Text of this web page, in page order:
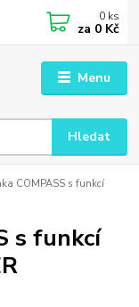
Menu
Hledat
0 ks
za 0 Kč
COMPASS s funkcí
s funkcí